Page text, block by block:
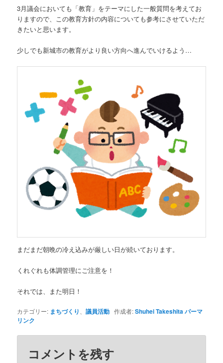
3月議会においても「教育」をテーマにした一般質問を考えてお
りますので、この教育方針の内容についても参考にさせていただ
きたいと思います。
少しでも新城市の教育がより良い方向へ進んでいけるよう…
まだまだ朝晩の冷え込みが厳しい日が続いております。
くれぐれも体調管理にご注意を！
それでは、また明日！
カテゴリー: まちづくり 、議員活動 作成者:Shuhei Takeshitaパーマ
リンク
コメントを残す